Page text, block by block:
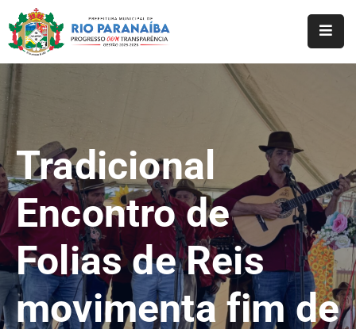
Início
Município
A
Prefeitura
Notícias
Serviços
Transparência
Webmail
Tradicional
Encontro de
Folias de Reis
movimenta fim de